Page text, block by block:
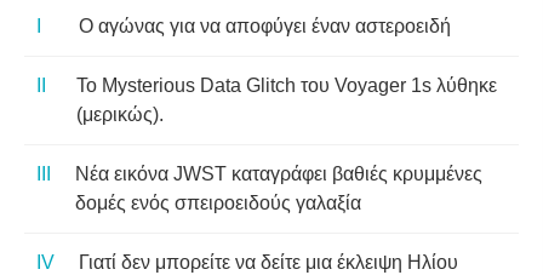
Ο αγώνας για να αποφύγει έναν αστεροειδή
Το Mysterious Data Glitch του Voyager 1s λύθηκε
(μερικώς).
Νέα εικόνα JWST καταγράφει βαθιές κρυμμένες
δομές ενός σπειροειδούς γαλαξία
Γιατί δεν μπορείτε να δείτε μια έκλειψη Ηλίου